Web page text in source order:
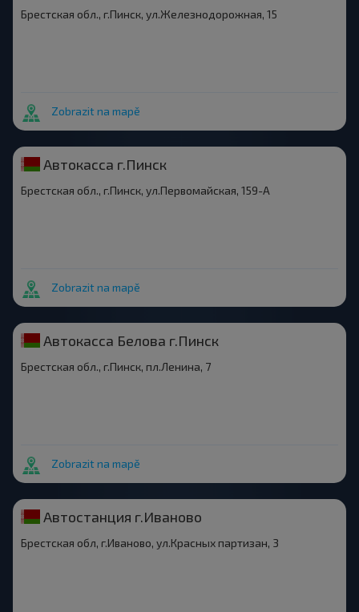
Брестская обл., г.Пинск, ул.Железнодорожная, 15
Zobrazit na mapě
Автокасса г.Пинск
Брестская обл., г.Пинск, ул.Первомайская, 159-А
Zobrazit na mapě
Автокасса Белова г.Пинск
Брестская обл., г.Пинск, пл.Ленина, 7
Zobrazit na mapě
Автостанция г.Иваново
Брестская обл, г.Иваново, ул.Красных партизан, 3